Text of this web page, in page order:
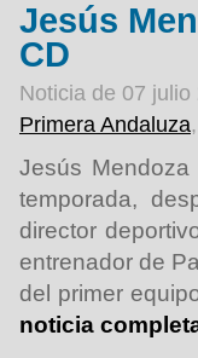
Jesús
CD
Noticia de 07 julio
Primera Andaluza,
Jesús
temporada,
director
entrenador de
del primer
noticia